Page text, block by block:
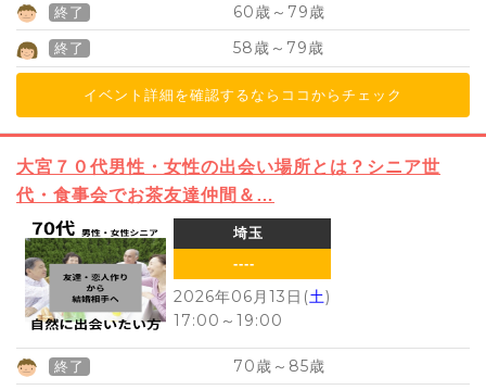
終了 60歳～ 79歳
終了 58歳～ 79歳
イベント詳細を確認するならココからチェック
大宮７０代男性・女性の出会い場所とは？シニア世
代・食事会でお茶友達仲間＆…
埼玉
----
2026年06月13日(土)
17:00 ～ 19:00
終了 70歳～ 85歳